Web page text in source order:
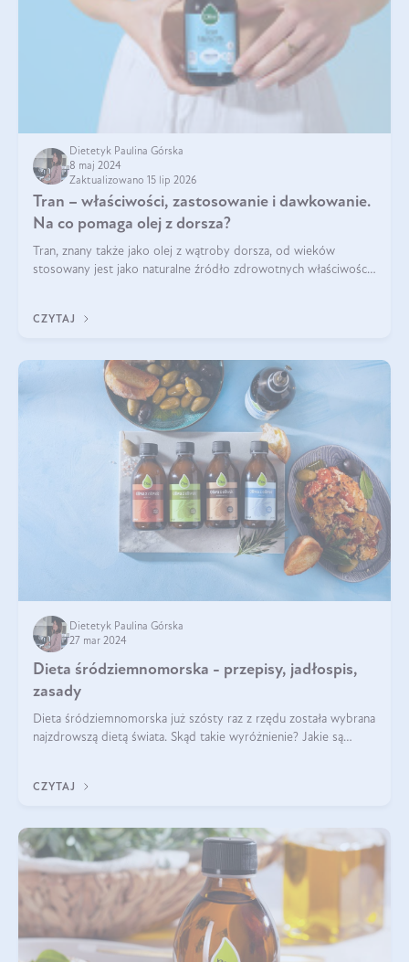
Dietetyk Paulina Górska
8 maj 2024
Zaktualizowano 15 lip 2026
Tran – właściwości, zastosowanie i dawkowanie.
Na co pomaga olej z dorsza?
Tran, znany także jako olej z wątroby dorsza, od wieków
stosowany jest jako naturalne źródło zdrowotnych właściwości.
CZYTAJ
Dietetyk Paulina Górska
27 mar 2024
Dieta śródziemnomorska - przepisy, jadłospis,
zasady
Dieta śródziemnomorska już szósty raz z rzędu została wybrana
najzdrowszą dietą świata. Skąd takie wyróżnienie? Jakie są
CZYTAJ